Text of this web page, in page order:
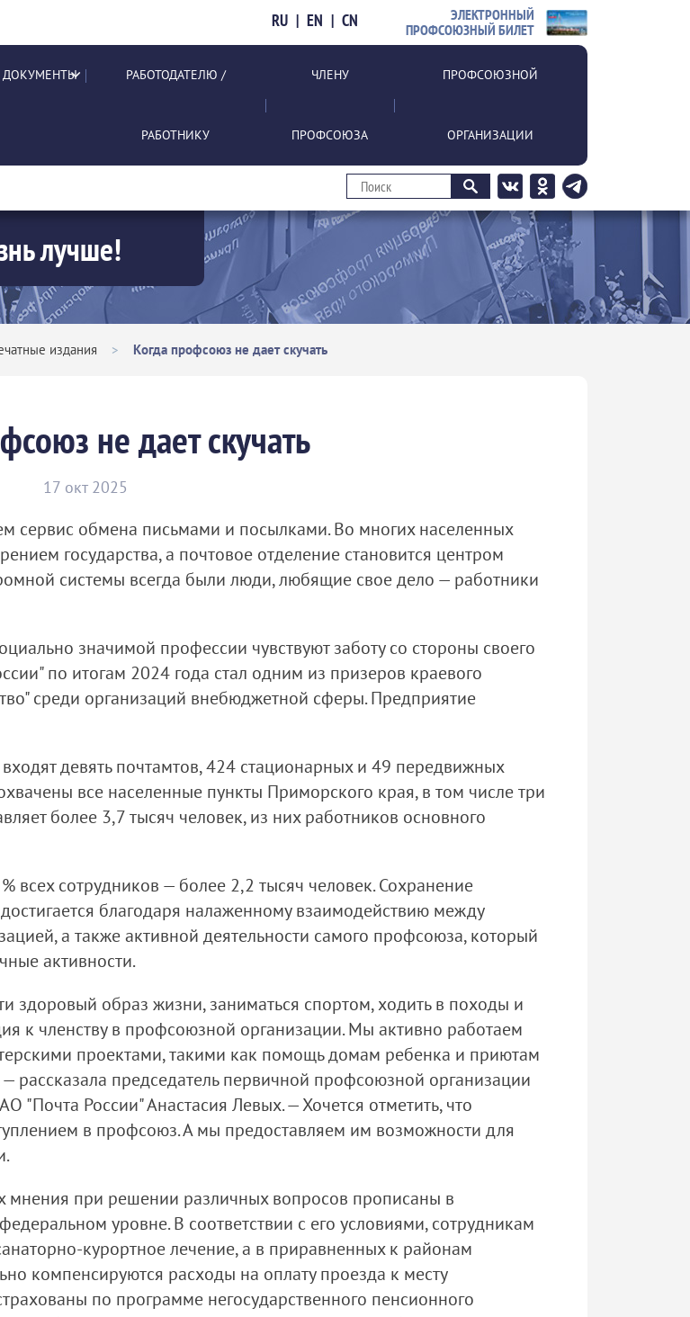
RU | EN | CN
ЭЛЕКТРОННЫЙ
ПРОФСОЮЗНЫЙ БИЛЕТ
ДОКУМЕНТЫ РАБОТОДАТЕЛЮ /
РАБОТНИКУ
ЧЛЕНУ
ПРОФСОЮЗА
ПРОФСОЮЗНОЙ
ОРГАНИЗАЦИИ
лучше!
издания > Когда профсоюз не дает скучать
не дает скучать
17 окт 2025
сервис обмена письмами и посылками. Во многих населенных
государства, а почтовое отделение становится центром
системы всегда были люди, любящие свое дело — работники
значимой профессии чувствуют заботу со стороны своего
по итогам 2024 года стал одним из призеров краевого
среди организаций внебюджетной сферы. Предприятие
девять почтамтов, 424 стационарных и 49 передвижных
все населенные пункты Приморского края, в том числе три
более 3,7 тысяч человек, из них работников основного
всех сотрудников — более 2,2 тысяч человек. Сохранение
благодаря налаженному взаимодействию между
а также активной деятельности самого профсоюза, который
активности.
образ жизни, заниматься спортом, ходить в походы и
к членству в профсоюзной организации. Мы активно работаем
проектами, такими как помощь домам ребенка и приютам
рассказала председатель первичной профсоюзной организации
России" Анастасия Левых. — Хочется отметить, что
в профсоюз. А мы предоставляем им возможности для
мнения при решении различных вопросов прописаны в
уровне. В соответствии с его условиями, сотрудникам
курортное лечение, а в приравненных к районам
компенсируются расходы на оплату проезда к месту
по программе негосударственного пенсионного